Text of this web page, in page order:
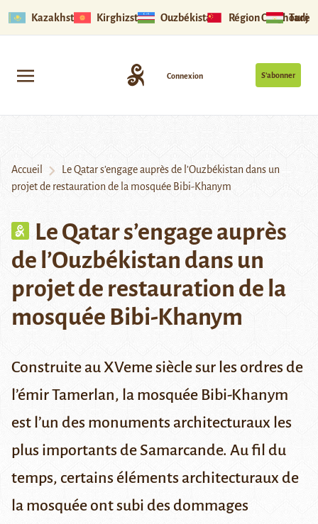
Kazakhstan Kirghizstan Ouzbékistan Région Ouïghoure
S’abonner
Connexion
Accueil
Le Qatar s’engage auprès de l’Ouzbékistan dans un
projet de restauration de la mosquée Bibi-Khanym
Le Qatar s’engage auprès
de l’Ouzbékistan dans un
projet de restauration de la
mosquée Bibi-Khanym
Construite au XVeme siècle sur les ordres de
l’émir Tamerlan, la mosquée Bibi-Khanym
est l’un des monuments architecturaux les
plus importants de Samarcande. Au fil du
temps, certains éléments architecturaux de
la mosquée ont subi des dommages